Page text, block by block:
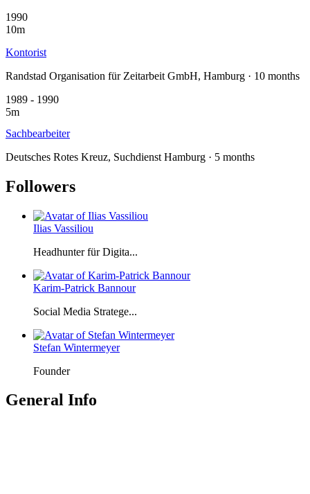
1990
10m
Kontorist
Randstad Organisation für Zeitarbeit GmbH, Hamburg · 10 months
1989 - 1990
5m
Sachbearbeiter
Deutsches Rotes Kreuz, Suchdienst Hamburg · 5 months
Followers
Ilias Vassiliou
Headhunter für Digita...
Karim-Patrick Bannour
Social Media Stratege...
Stefan Wintermeyer
Founder
General Info